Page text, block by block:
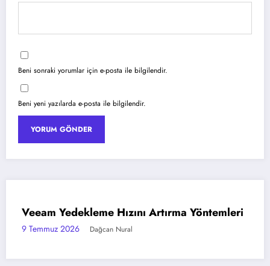
Beni sonraki yorumlar için e-posta ile bilgilendir.
Beni yeni yazılarda e-posta ile bilgilendir.
Artırma Yöntemleri
Azure Blob Storage